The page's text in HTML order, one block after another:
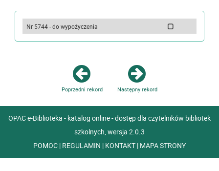
Nr 5744 - do wypożyczenia
Poprzedni rekord Następny rekord
OPAC e-Biblioteka - katalog online - dostęp dla czytelników bibliotek
szkolnych, wersja 2.0.3
POMOC | REGULAMIN | KONTAKT | MAPA STRONY